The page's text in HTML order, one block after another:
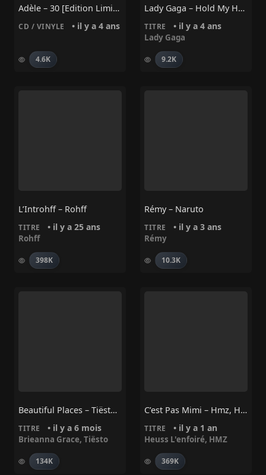
Adèle – 30 [Edition Limitée Exclusivité Fnac Double Vinyle Transparent]
CD / VINYLE • il y a 4 ans
4.6K
Lady Gaga – Hold My Hand (From “Top Gun: Maverick”)
TITRE • il y a 4 ans
Lady Gaga
9.2K
L’Introhff – Rohff
TITRE • il y a 25 ans
Rohff
398K
Rémy – Naruto
TITRE • il y a 3 ans
Rémy
10.3K
Beautiful Places – Tiësto, Brieanna Grace
TITRE • il y a 6 mois
Brieanna Grace, Tiësto
134K
C’est Pas Mimi – Hmz, Heuss L’enfoiré
TITRE • il y a 1 an
Heuss L'enfoiré, HMZ
369K